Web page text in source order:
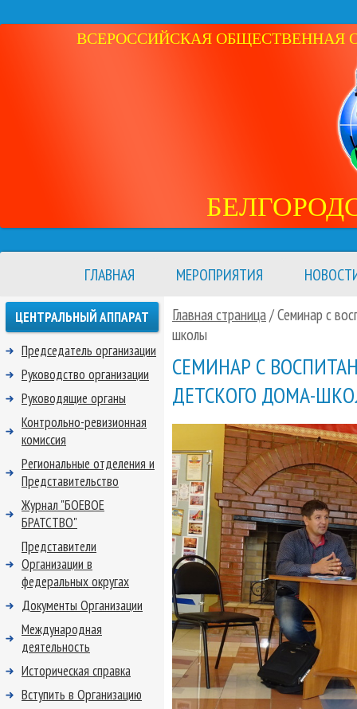
ВСЕРОССИЙСКАЯ ОБЩЕСТВЕННАЯ
ГЛАВНАЯ МЕРОПРИЯТИЯ
Главная страница/ Семинар с
школы
СЕМИНАР С
ДЕТСКОГО ДОМА-
ЦЕНТРАЛЬНЫЙ АППАРАТ
Председатель организации
Руководство организации
Руководящие органы
Контрольно-ревизионная
комиссия
Региональные отделения и
Представительство
Журнал "БОЕВОЕ
БРАТСТВО"
Представители
Организации в
федеральных округах
Документы Организации
Международная
деятельность
Историческая справка
Вступить в Организацию